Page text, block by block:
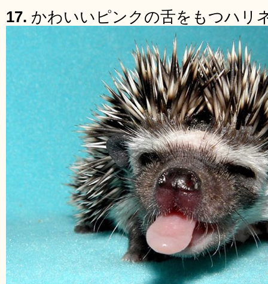
17. かわいいピンクの舌をもつハリ